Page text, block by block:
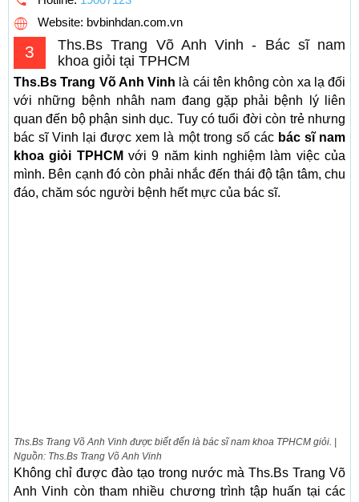
Website: bvbinhdan.com.vn
3
Ths.Bs Trang Võ Anh Vinh - Bác sĩ nam
khoa giỏi tại TPHCM
Ths.Bs Trang Võ Anh Vinh là cái tên không còn xa lạ đối
với những bệnh nhâh nam đang gặp phải bệnh lý liên
quan đến bộ phận sinh dục. Tuy có tuổi đời còn trẻ nhưng
bác sĩ Vinh lại được xem là một trong số cácbác sĩ nam
khoa giỏi TPHCM với 9 năm kinh nghiệm làm việc của
mình. Bên cạnh đó còn phải nhắc đến thái độ tận tâm, chu
đáo, chăm sóc người bệnh hết mực của bác sĩ.
Ths.Bs Trang Võ Anh Vinh được biết đến là bác sĩ nam khoa TPHCM giỏi. |
Nguồn: Ths.Bs Trang Võ Anh Vinh
Không chỉ được đào tạo trong nước mà Ths.Bs Trang Võ
Anh Vinh còn tham nhiều chương trình tập huấn tại các